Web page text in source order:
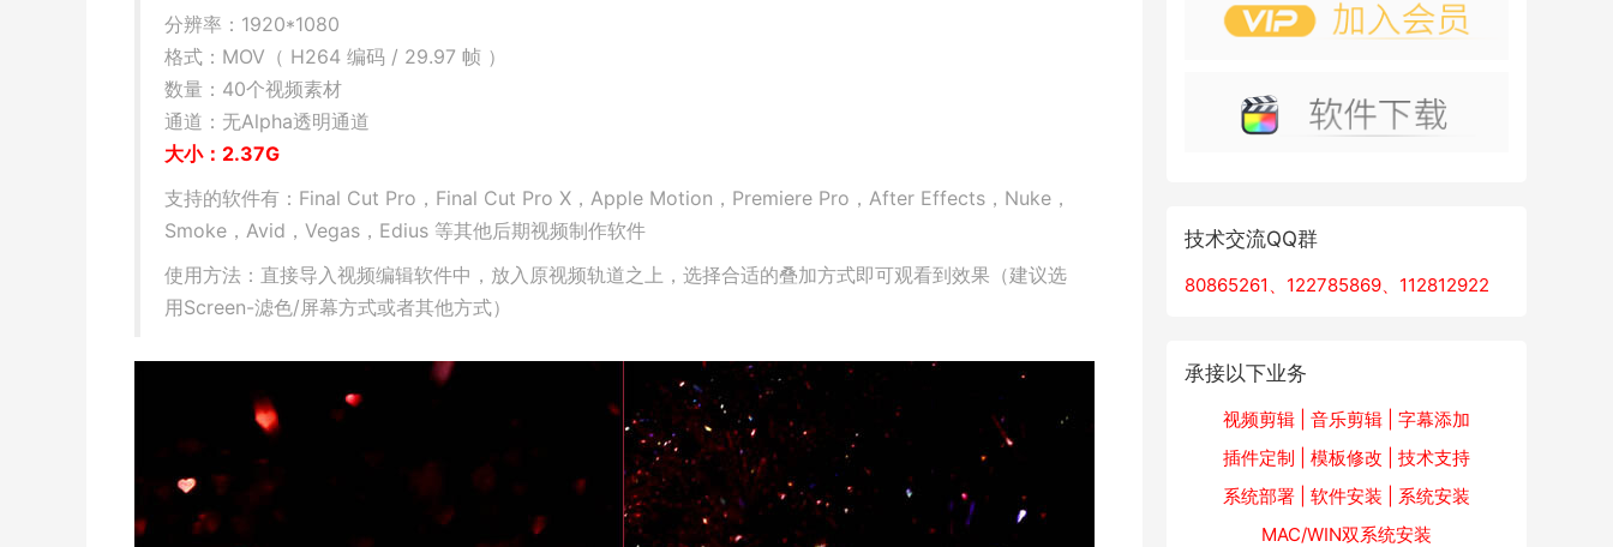
分辨率：1920*1080
格式：MOV（ H264 编码 / 29.97 帧 ）
数量：40个视频素材
通道：无Alpha透明通道
大小：2.37G
支持的软件有：Final Cut Pro，Final Cut Pro X，Apple Motion，Premiere Pro，After Effects，Nuke，
Smoke，Avid，Vegas，Edius 等其他后期视频制作软件
使用方法：直接导入视频编辑软件中，放入原视频轨道之上，选择合适的叠加方式即可观看到效果（建议选
用Screen-滤色/屏幕方式或者其他方式）
技术交流QQ群
80865261、122785869、112812922
承接以下业务
视频剪辑 | 音乐剪辑 | 字幕添加
插件定制 | 模板修改 | 技术支持
系统部署 | 软件安装 | 系统安装
MAC/WIN双系统安装